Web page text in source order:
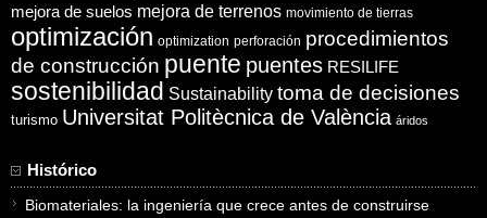
mejora de suelos mejora de terrenos movimiento de tierras
optimización optimization perforación procedimientos
de construcción puente puentes RESILIFE
sostenibilidad Sustainability toma de decisiones
turismo Universitat Politècnica de València áridos
Histórico
Biomateriales: la ingeniería que crece antes de construirse